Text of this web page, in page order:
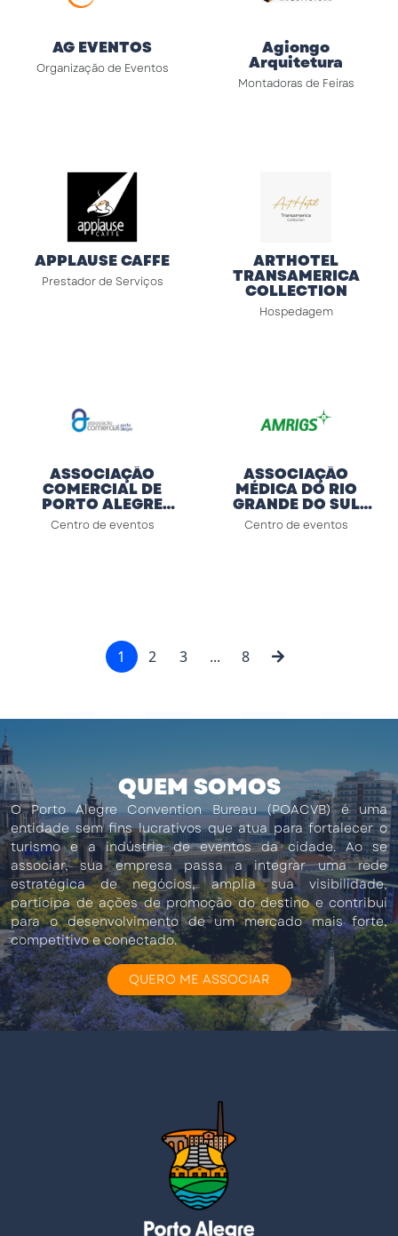
AG EVENTOS
Organização de Eventos
Agiongo
Arquitetura
Montadoras de Feiras
APPLAUSE CAFFE
Prestador de Serviços
ARTHOTEL
TRANSAMERICA
COLLECTION
Hospedagem
ASSOCIAÇÃO
COMERCIAL DE
PORTO ALEGRE
(ACPA)
Centro de eventos
ASSOCIAÇÃO
MÉDICA DO RIO
GRANDE DO SUL
(AMRIGS)
Centro de eventos
1 2 3 ... 8
QUEM SOMOS
O Porto Alegre Convention Bureau (POACVB) é uma
entidade sem fins lucrativos que atua para fortalecer o
turismo e a indústria de eventos da cidade. Ao se
associar, sua empresa passa a integrar uma rede
estratégica de negócios, amplia sua visibilidade,
participa de ações de promoção do destino e contribui
para o desenvolvimento de um mercado mais forte,
competitivo e conectado.
QUERO ME ASSOCIAR